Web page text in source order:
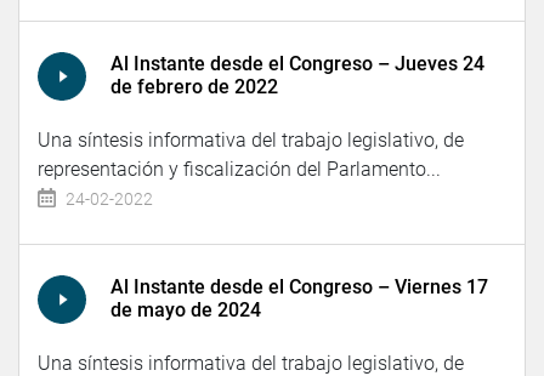
Al Instante desde el Congreso – Jueves 24
de febrero de 2022
Una síntesis informativa del trabajo legislativo, de
representación y fiscalización del Parlamento...
24-02-2022
Al Instante desde el Congreso – Viernes 17
de mayo de 2024
Una síntesis informativa del trabajo legislativo, de